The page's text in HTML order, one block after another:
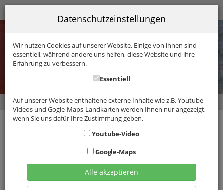
Natur erleben mit Kopf, Hand und Herz
Allgemeine Geschäftsbedingungen
Die aktuellen AGBs können Sie hier als PDF-Dokument
herunterladen.
Allgemeine Geschäftsbedingungen (PDF, 15 KB)
Datenschutzeinstellungen
Wir nutzen Cookies auf unserer Website. Einige von ihnen sind
essentiell, während andere uns helfen, diese Website und ihre
Erfahrung zu verbessern.
Essentiell
Auf unserer Website enthaltene externe Inhalte wie z.B. Youtube-
Videos und Gogle-Maps-Landkarten werden Ihnen nur angezeigt,
wenn Sie uns dafür Ihre Zustimmung geben.
Youtube-Video
Google-Maps
Alle akzeptieren